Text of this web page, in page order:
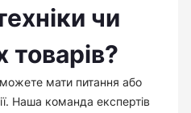
чи
товарів?
мати питання або
Наша команда експертів